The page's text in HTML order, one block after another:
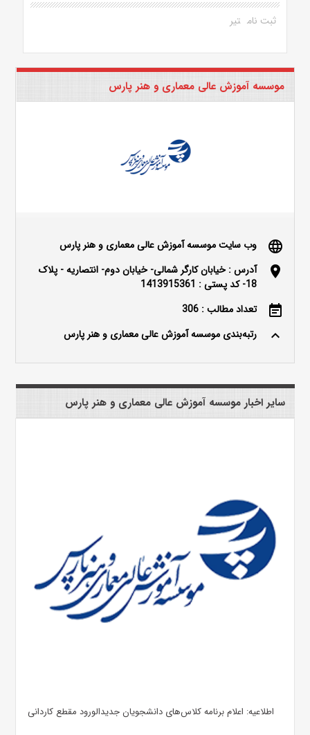
ثبت نام تیر
موسسه آموزش عالی معماری و هنر پارس
language وب سایت موسسه آموزش عالی معماری و هنر پارس
location_on
آدرس : خیابان کارگر شمالی- خیابان دوم- انتصاریه - پلاک
18- کد پستی : 1413915361
event_note تعداد مطالب : 306
keyboard_arrow_up رتبه‌بندی موسسه آموزش عالی معماری و هنر پارس
سایر اخبار موسسه آموزش عالی معماری و هنر پارس
اطلاعیه: اعلام برنامه کلاس‌های دانشجویان جدیدالورود مقطع کاردانی